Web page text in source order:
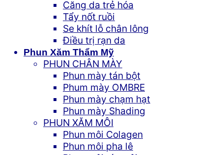
Căng da trẻ hóa
Tẩy nốt ruồi
Se khít lỗ chân lông
Điều trị rạn da
Phun Xăm Thẩm Mỹ
PHUN CHÂN MÀY
Phun mày tán bột
Phum mày OMBRE
Phun mày chạm hạt
Phun mày Shading
PHUN XĂM MÔI
Phun môi Colagen
Phun môi pha lê